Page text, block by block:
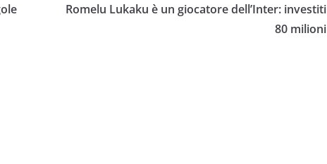
Romelu Lukaku è un giocatore dell’Inter: investiti
80 milioni